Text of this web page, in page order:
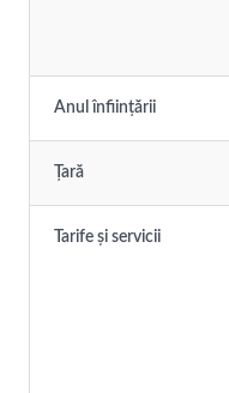
Anul înființării
Țară
Tarife și servicii